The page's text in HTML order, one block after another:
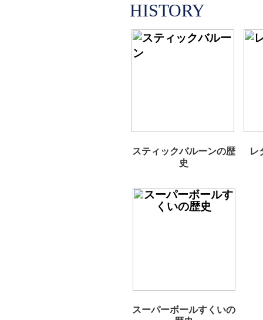
HISTORY
スティックバルーンの歴
史
レ
スーパーボールすくいの